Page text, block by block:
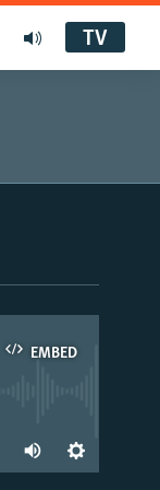
TV
EMBED